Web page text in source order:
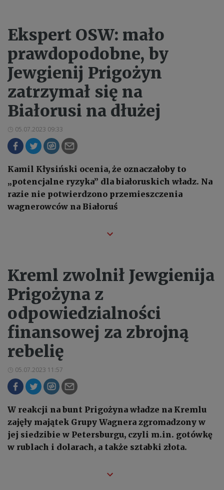
Ekspert OSW: mało
prawdopodobne, by
Jewgienij Prigożyn
zatrzymał się na
Białorusi na dłużej
05.07.2023 09:33
Kamil Kłysiński ocenia, że oznaczałoby to
„potencjalne ryzyka” dla białoruskich władz. Na
razie nie potwierdzono przemieszczenia
wagnerowców na Białoruś
Kreml zwolnił Jewgienija
Prigożyna z
odpowiedzialności
finansowej za zbrojną
rebelię
05.07.2023 11:57
W reakcji na bunt Prigożyna władze na Kremlu
zajęły majątek Grupy Wagnera zgromadzony w
jej siedzibie w Petersburgu, czyli m.in. gotówkę
w rublach i dolarach, a także sztabki złota.